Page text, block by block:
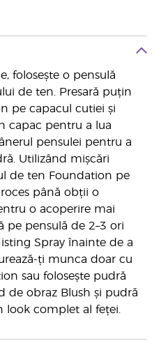
folosește o pensulă
de ten. Presară puțin
pe capacul cutiei și
capac pentru a lua
pensulei pentru a
Utilizând mișcări
de ten Foundation pe
până obții o
o acoperire mai
pe pensulă de 2–3 ori
Spray înainte de a
ți munca doar cu
sau folosește pudră
de obraz Blush și pudră
look complet al feței.